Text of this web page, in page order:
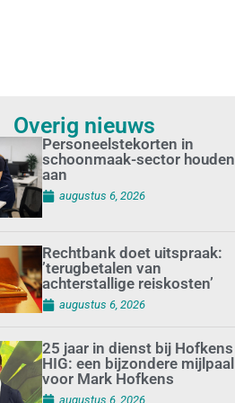
Overig nieuws
Personeelstekorten in
schoonmaak-sector houden
aan
augustus 6, 2026
Rechtbank doet uitspraak:
’terugbetalen van
achterstallige reiskosten’
augustus 6, 2026
25 jaar in dienst bij Hofkens
HIG: een bijzondere mijlpaal
voor Mark Hofkens
augustus 6, 2026